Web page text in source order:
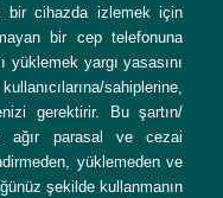
bir cihazda izlemek için
bir cep telefonuna
yüklemek yargı yasasını
sahiplerine,
gerektirir. Bu şartın/
ağır parasal ve cezai
yüklemeden ve
şekilde kullanmanın